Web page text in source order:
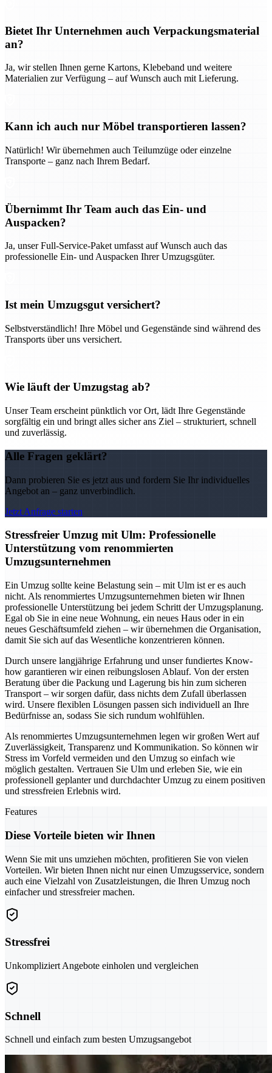
Bietet Ihr Unternehmen auch Verpackungsmaterial
an?
Ja, wir stellen Ihnen gerne Kartons, Klebeband und weitere
Materialien zur Verfügung – auf Wunsch auch mit Lieferung.
Kann ich auch nur Möbel transportieren lassen?
Natürlich! Wir übernehmen auch Teilumzüge oder einzelne
Transporte – ganz nach Ihrem Bedarf.
Übernimmt Ihr Team auch das Ein- und
Auspacken?
Ja, unser Full-Service-Paket umfasst auf Wunsch auch das
professionelle Ein- und Auspacken Ihrer Umzugsgüter.
Ist mein Umzugsgut versichert?
Selbstverständlich! Ihre Möbel und Gegenstände sind während des
Transports über uns versichert.
Wie läuft der Umzugstag ab?
Unser Team erscheint pünktlich vor Ort, lädt Ihre Gegenstände
sorgfältig ein und bringt alles sicher ans Ziel – strukturiert, schnell
und zuverlässig.
Alle Fragen geklärt?
Dann probieren Sie es jetzt aus und fordern Sie Ihr individuelles
Angebot an – ganz unverbindlich.
Jetzt Anfrage starten
Stressfreier Umzug mit Ulm: Professionelle
Unterstützung vom renommierten
Umzugsunternehmen
Ein Umzug sollte keine Belastung sein – mit Ulm ist er es auch
nicht. Als renommiertes Umzugsunternehmen bieten wir Ihnen
professionelle Unterstützung bei jedem Schritt der Umzugsplanung.
Egal ob Sie in eine neue Wohnung, ein neues Haus oder in ein
neues Geschäftsumfeld ziehen – wir übernehmen die Organisation,
damit Sie sich auf das Wesentliche konzentrieren können.
Durch unsere langjährige Erfahrung und unser fundiertes Know-
how garantieren wir einen reibungslosen Ablauf. Von der ersten
Beratung über die Packung und Lagerung bis hin zum sicheren
Transport – wir sorgen dafür, dass nichts dem Zufall überlassen
wird. Unsere flexiblen Lösungen passen sich individuell an Ihre
Bedürfnisse an, sodass Sie sich rundum wohlfühlen.
Als renommiertes Umzugsunternehmen legen wir großen Wert auf
Zuverlässigkeit, Transparenz und Kommunikation. So können wir
Stress im Vorfeld vermeiden und den Umzug so einfach wie
möglich gestalten. Vertrauen Sie Ulm und erleben Sie, wie ein
professionell geplanter und durchdachter Umzug zu einem positiven
und stressfreien Erlebnis wird.
Features
Diese Vorteile bieten wir Ihnen
Wenn Sie mit uns umziehen möchten, profitieren Sie von vielen
Vorteilen. Wir bieten Ihnen nicht nur einen Umzugsservice, sondern
auch eine Vielzahl von Zusatzleistungen, die Ihren Umzug noch
einfacher und stressfreier machen.
Stressfrei
Unkompliziert Angebote einholen und vergleichen
Schnell
Schnell und einfach zum besten Umzugsangebot